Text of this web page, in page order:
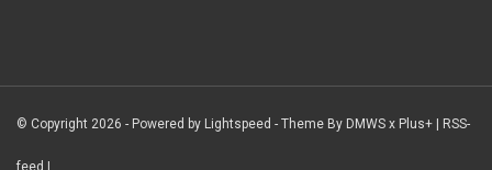
© Copyright 2026 - Powered by Lightspeed - Theme By DMWS x Plus+ | RSS-
feed |